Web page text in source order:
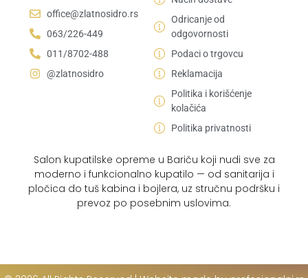
Salon kupatilske opreme u Bariču koji nudi sve za
moderno i funkcionalno kupatilo — od sanitarija i
pločica do tuš kabina i bojlera, uz stručnu podršku i
prevoz po posebnim uslovima.
office@zlatnosidro.rs
063/226-449
011/8702-488
@zlatnosidro
Odricanje od
odgovornosti
Podaci o trgovcu
Reklamacija
Politika i korišćenje
kolačića
Politika privatnosti